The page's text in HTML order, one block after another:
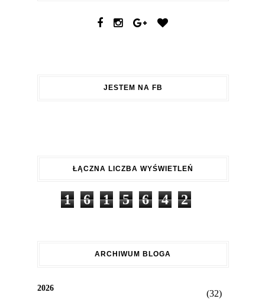
JESTEM NA FB
ŁĄCZNA LICZBA WYŚWIETLEŃ
1 6 1 5 6 4 2
ARCHIWUM BLOGA
2026
(32)